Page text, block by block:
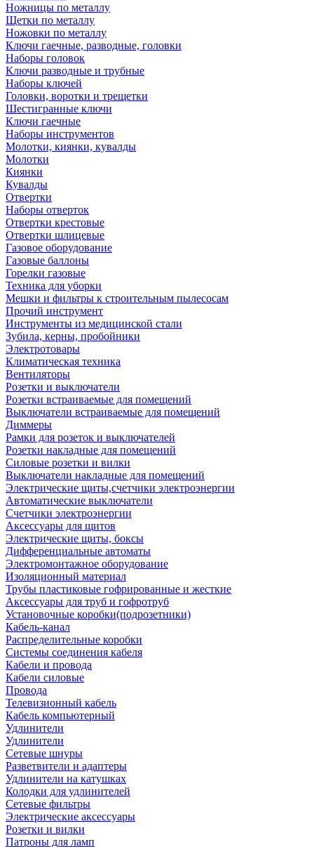
Ножницы по металлу
Щетки по металлу
Ножовки по металлу
Ключи гаечные, разводные, головки
Наборы головок
Ключи разводные и трубные
Наборы ключей
Головки, воротки и трещетки
Шестигранные ключи
Ключи гаечные
Наборы инструментов
Молотки, киянки, кувалды
Молотки
Киянки
Кувалды
Отвертки
Наборы отверток
Отвертки крестовые
Отвертки шлицевые
Газовое оборудование
Газовые баллоны
Горелки газовые
Техника для уборки
Мешки и фильтры к строительным пылесосам
Прочий инструмент
Инструменты из медицинской стали
Зубила, керны, пробойники
Электротовары
Климатическая техника
Вентиляторы
Розетки и выключатели
Розетки встраиваемые для помещений
Выключатели встраиваемые для помещений
Диммеры
Рамки для розеток и выключателей
Розетки накладные для помещений
Силовые розетки и вилки
Выключатели накладные для помещений
Электрические щиты,счетчики электроэнергии
Автоматические выключатели
Счетчики электроэнергии
Аксессуары для щитов
Электрические щиты, боксы
Дифференциальные автоматы
Электромонтажное оборудование
Изоляционный материал
Трубы пластиковые гофрированные и жесткие
Аксессуары для труб и гофротруб
Установочные коробки(подрозетники)
Кабель-канал
Распределительные коробки
Системы соединения кабеля
Кабели и провода
Кабели силовые
Провода
Телевизионный кабель
Кабель компьютерный
Удлинители
Удлинители
Сетевые шнуры
Разветвители и адаптеры
Удлинители на катушках
Колодки для удлинителей
Сетевые фильтры
Электрические аксессуары
Розетки и вилки
Патроны для ламп